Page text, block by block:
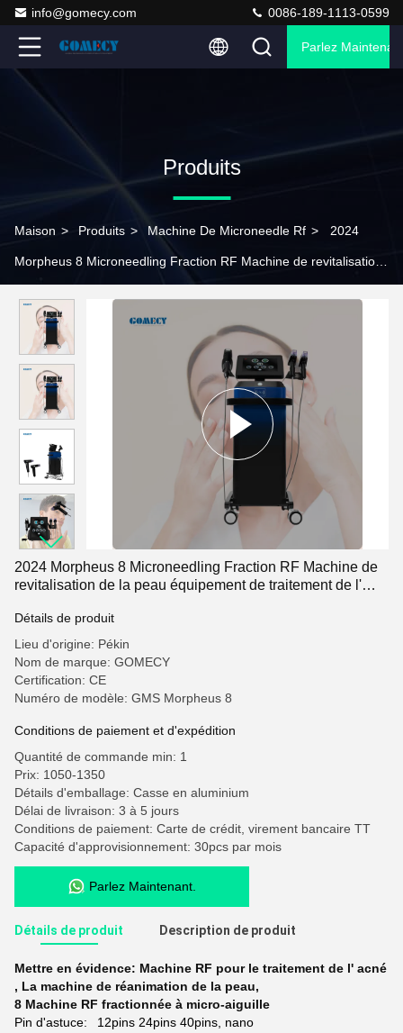
info@gomecy.com 0086-189-1113-0599
Parlez
Produits
Maison > Produits > Machine De Microneedle Rf > 2024
Morpheus 8 Microneedling Fraction RF Machine de revitalisation
garantie d' un an
2024 Morpheus 8 Microneedling Fraction RF Machine de
revitalisation de la peau équipement de traitement de l'
Détails de produit
Lieu d'origine: Pékin
Nom de marque: GOMECY
Certification: CE
Numéro de modèle: GMS Morpheus 8
Conditions de paiement et d'expédition
Quantité de commande min: 1
Prix: 1050-1350
Détails d'emballage: Casse en aluminium
Délai de livraison: 3 à 5 jours
Conditions de paiement: Carte de crédit, virement bancaire TT
Capacité d'approvisionnement: 30pcs par mois
Parlez Maintenant.
Détails de produit Description de produit
Mettre en évidence: Machine RF pour le traitement de l' acné
, La machine de réanimation de la peau,
8 Machine RF fractionnée à micro-aiguille
Pin d'astuce:
12pins 24pins 40pins, nano